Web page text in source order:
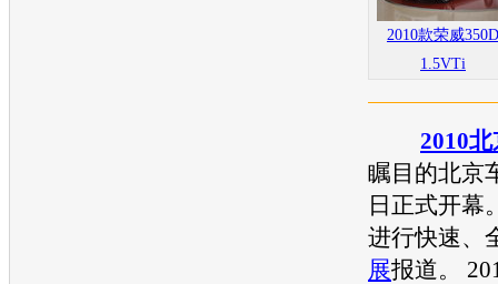
2010款荣威350D
1.5VTi
2010
瞩目的北京
日正式开幕
进行快速、
展报道。